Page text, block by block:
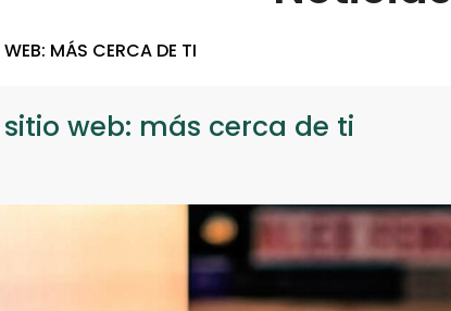
MÁS CERCA DE TI
sitio web: más cerca de ti